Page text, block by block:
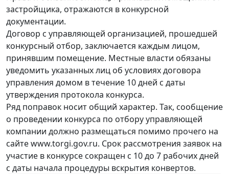
застройщика, отражаются в конкурсной
документации.
Договор с управляющей организацией, прошедшей
конкурсный отбор, заключается каждым лицом,
принявшим помещение. Местные власти обязаны
уведомить указанных лиц об условиях договора
управления домом в течение 10 дней с даты
утверждения протокола конкурса.
Ряд поправок носит общий характер. Так, сообщение
о проведении конкурса по отбору управляющей
компании должно размещаться помимо прочего на
сайте www.torgi.gov.ru. Срок рассмотрения заявок на
участие в конкурсе сокращен с 10 до 7 рабочих дней
с даты начала процедуры вскрытия конвертов.